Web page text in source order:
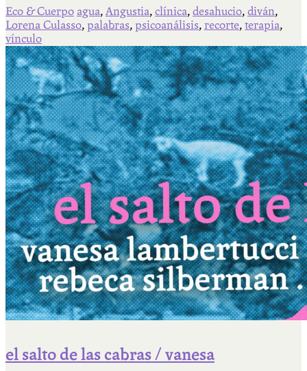
Eco & Cuerpo agua, Angustia, clínica, desahucio, diván,
Lorena Culasso, palabras, psicoanálisis, recorte, terapia,
vínculo
el salto de las cabras / vanesa